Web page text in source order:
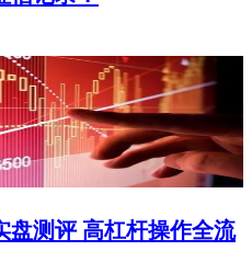
盘测评 高杠杆操作全流